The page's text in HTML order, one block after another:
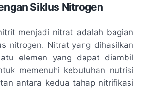
Siklus Nitrogen
menjadi nitrat adalah bagian
nitrogen. Nitrat yang dihasilkan
elemen yang dapat diambil
memenuhi kebutuhan nutrisi
antara kedua tahap nitrifikasi